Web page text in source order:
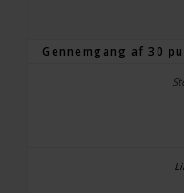
Gennemgang af 30